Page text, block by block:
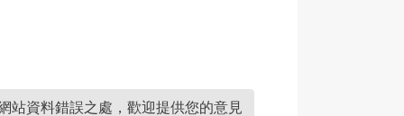
站資料錯誤之處，歡迎提供您的意見